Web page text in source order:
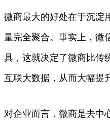
微商最大的好处在于沉淀
量完全聚合。事实上，微
具，这就决定了微商比传
互联大数据，从而大幅提
对企业而言，微商是去中